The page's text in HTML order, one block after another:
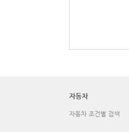
자동차
자동차 조건별 검색